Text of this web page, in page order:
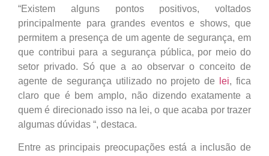
“Existem alguns pontos positivos, voltados
principalmente para grandes eventos e shows, que
permitem a presença de um agente de segurança, em
que contribui para a segurança pública, por meio do
setor privado. Só que a ao observar o conceito de
agente de segurança utilizado no projeto de
lei, fica
claro que é bem amplo, não dizendo exatamente a
quem é direcionado isso na lei, o que acaba por trazer
algumas dúvidas “, destaca.
Entre as principais preocupações está a inclusão de